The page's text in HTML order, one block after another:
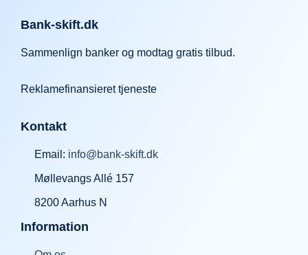
Bank-skift.dk
Sammenlign banker og modtag gratis tilbud.
Reklamefinansieret tjeneste
Kontakt
Email: info@bank-skift.dk
Møllevangs Allé 157
8200 Aarhus N
Information